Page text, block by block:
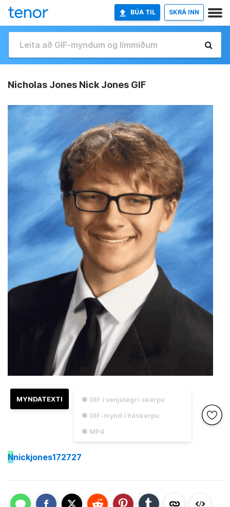
BÚA TIL SKRÁ INN
Nicholas Jones Nick Jones GIF
● GIF í venjulegri skerpu
● GIF-mynd í háskerpu
● MP4
MYNDATEXTI
Nnickjones172727